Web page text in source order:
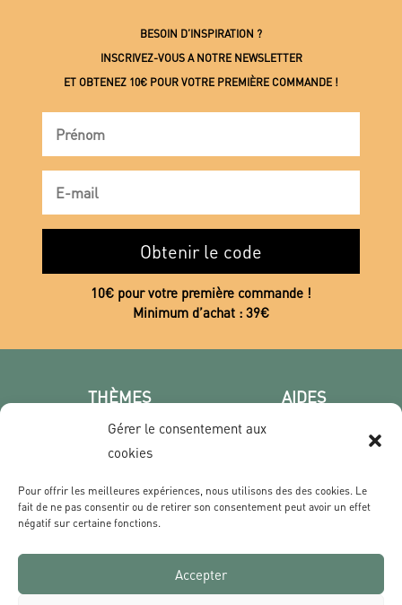
Gérer le consentement aux
cookies
Pour offrir les meilleures expériences, nous utilisons des des cookies. Le
fait de ne pas consentir ou de retirer son consentement peut avoir un effet
négatif sur certaine fonctions.
Accepter
BESOIN D’INSPIRATION ?
INSCRIVEZ-VOUS A NOTRE NEWSLETTER
ET OBTENEZ 10€ POUR VOTRE PREMIÈRE COMMANDE !
Obtenir le code
10€ pour votre première commande !
Minimum d’achat : 39€
THÈMES
Poster photo
Les villes
Film & Série
AIDES
Qui sommes nous ?
Livraisons & Retours